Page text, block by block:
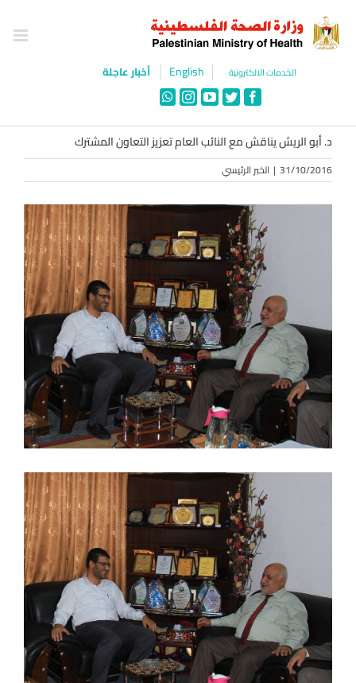
content
الخدمات الالكترونية English أخبار عاجلة
Facebook
Twitter
YouTube
Instagram
WhatsApp
د. أبو الريش يناقش مع النائب العام تعزيز التعاون المشترك
31/10/2016
| الخبر الرئيسي